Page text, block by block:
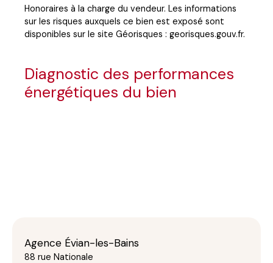
Honoraires à la charge du vendeur. Les informations
sur les risques auxquels ce bien est exposé sont
disponibles sur le site Géorisques : georisques.gouv.fr.
Diagnostic des performances
énergétiques du bien
Agence Évian-les-Bains
88 rue Nationale